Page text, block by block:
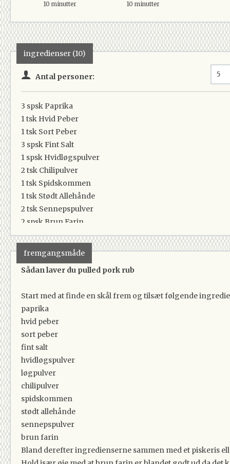
10 minutter 10 minutter
ingredienser (10)
Antal personer:
3 spskPaprika
1 tsk Hvid Peber
1 tsk Sort Peber
3 spskFint Salt
1 spsk Hvidløgspulver
2 tsk Chilipulver
1 tsk Spidskommen
1 tsk Stødt Allehånde
2 tsk Sennepspulver
2 spsk Brun Farin
fremgangsmåde
Sådan laver du pulled pork rub
Start med at finde en skål frem og tilsæt følgende
paprika
hvid peber
sort peber
fint salt
hvidløgspulver
løgpulver
chilipulver
spidskommen
stødt allehånde
sennepspulver
brun farin
Bland derefter ingredienserne sammen med et piskeris